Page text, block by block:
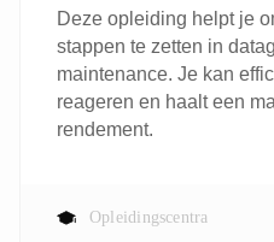
Deze opleiding helpt je
stappen te zetten in
maintenance. Je kan
reageren en haalt een
rendement.
Opleidingscentra